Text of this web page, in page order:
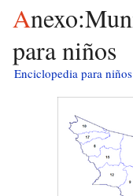
Anexo:Municipios de Acre
para niños
Enciclopedia para niños